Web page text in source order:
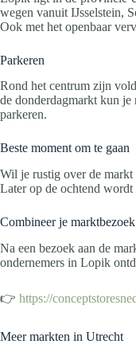
wegen vanuit IJsselstein,
Ook met het openbaar
Parkeren
Rond het centrum zijn
de donderdagmarkt kun je
parkeren.
Beste moment om te gaan
Wil je rustig over de
Later op de ochtend wordt
Combineer je
Na een bezoek aan de
ondernemers in Lopik
👉 https://
Meer markten in Utrecht